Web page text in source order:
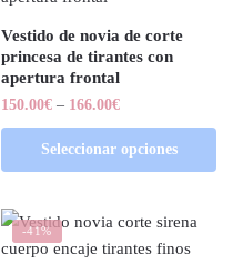
Vestido de novia de corte
princesa de tirantes con
apertura frontal
150.00€ – 166.00€
Seleccionar opciones
-41%